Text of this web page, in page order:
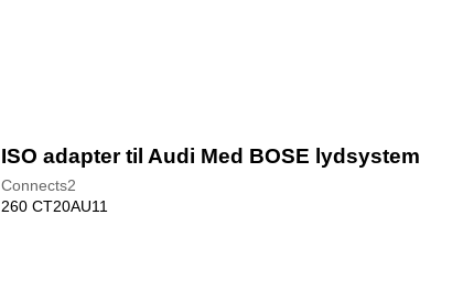
ISO adapter til Audi Med BOSE lydsystem
Connects2
260 CT20AU11